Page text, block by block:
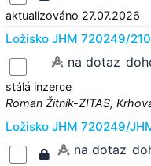
aktualizováno 27.07.2026
Ložisko JHM 720249/
na dotaz
stálá inzerce
Roman Žitník-ZITAS,
Ložisko JHM 720249/
na dotaz